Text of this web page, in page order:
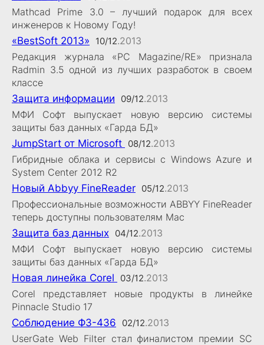
Mathcad Prime 3.0 – лучший подарок для всех
инженеров к Новому Году!
«BestSoft 2013»
10/12.2013
Редакция журнала «PC Magazine/RE» признала
Radmin 3.5 одной из лучших разработок в своем
классе
Защита информации
09/12.2013
МФИ Софт выпускает новую версию системы
защиты баз данных «Гарда БД»
JumpStart от Microsoft 08/12.2013
Гибридные облака и сервисы с Windows Azure и
System Center 2012 R2
Новый Abbyy FineReader 05/12.2013
Профессиональные возможности ABBYY FineReader
теперь доступны пользователям Mac
Защита баз данных 04/12.2013
МФИ Софт выпускает новую версию системы
защиты баз данных «Гарда БД»
Новая линейка Corel
03/12.2013
Corel представляет новые продукты в линейке
Pinnacle Studio 17
Соблюдение ФЗ-436
02/12.2013
UserGate Web Filter стал финалистом премии SC